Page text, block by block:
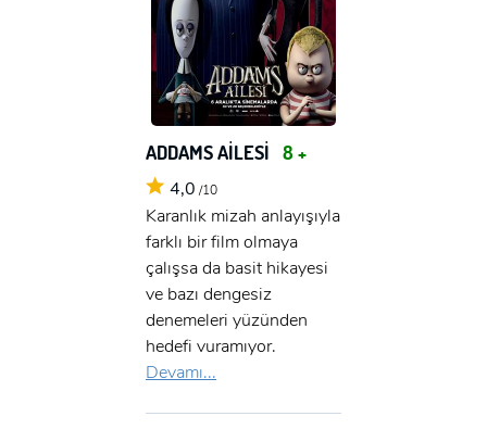
ADDAMS AİLESİ 8 +
4,0 /10
Karanlık mizah anlayışıyla
farklı bir film olmaya
çalışsa da basit hikayesi
ve bazı dengesiz
denemeleri yüzünden
hedefi vuramıyor.
Devamı...